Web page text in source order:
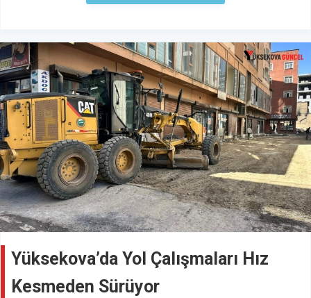
Yüksekova’da Yol Çalışmaları Hız
Kesmeden Sürüyor